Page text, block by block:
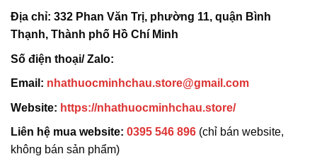
Địa chỉ: 332 Phan Văn Trị, phường 11, quận Bình
Thạnh, Thành phố Hồ Chí Minh
Số điện thoại/ Zalo:
Email: nhathuocminhchau.store@gmail.com
Website: https://nhathuocminhchau.store/
Liên hệ mua website: 0395 546 896 (chỉ bán website,
không bán sản phẩm)